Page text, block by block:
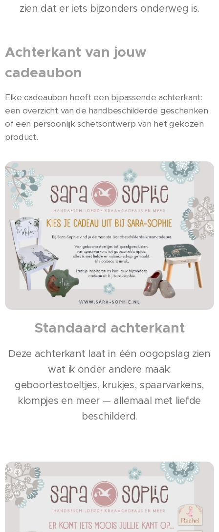
zien dat er iets bijzonders onderweg is.
Achterkant van jouw
cadeaubon
Elke cadeaubon heeft een bijpassende achterkant:
een overzicht van de handbeschilderde geschenken
of een persoonlijk schetsontwerp van het gekozen
product.
Standaard achterkant
Deze achterkant laat in één oogopslag zien
wat ik onder andere maak:
geboortestoeltjes, krukjes, spaarvarkens,
klompjes en meer — allemaal met liefde
beschilderd.